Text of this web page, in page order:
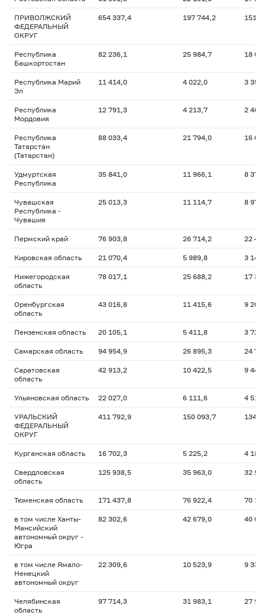
ПРИВОЛЖСКИЙ
ФЕДЕРАЛЬНЫЙ
ОКРУГ
654 337,4 197 744,2 151
Республика
Башкортостан
82 236,1 25 984,7 18
Республика Марий
Эл
11 414,0 4 022,0 3
Республика
Мордовия
12 791,3 4 213,7 2
Республика
Татарстан
(Татарстан)
88 033,4 21 794,0 16
Удмуртская
Республика
35 841,0 11 966,1 8
Чувашская
Республика -
Чувашия
25 013,3 11 114,7 8
Пермский край 76 903,8 26 714,2 22
Кировская область 21 070,4 5 989,8 3
Нижегородская
область
78 017,1 25 688,2 17
Оренбургская
область
43 016,8 11 415,6 9
Пензенская область 20 105,1 5 411,8 3
Самарская область 94 954,9 26 895,3 24
Саратовская
область
42 913,2 10 422,5 9
Ульяновская область 22 027,0 6 111,6 4
УРАЛЬСКИЙ
ФЕДЕРАЛЬНЫЙ
ОКРУГ
411 792,9 150 093,7 134
Курганская область 16 702,3 5 225,2 4
Свердловская
область
125 938,5 35 963,0 32
Тюменская область 171 437,8 76 922,4 70
в том числе Ханты-
Мансийский
автономный округ -
Югра
82 302,6 42 679,0 40
в том числе Ямало-
Ненецкий
автономный округ
22 309,6 10 523,9 9
Челябинская
область
97 714,3 31 983,1 27